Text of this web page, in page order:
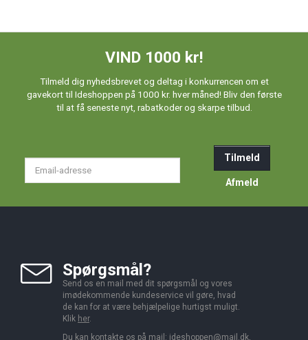
VIND 1000 kr!
Tilmeld dig nyhedsbrevet og deltag i konkurrencen om et
gavekort til Ideshoppen på 1000 kr. hver måned! Bliv den første
til at få seneste nyt, rabatkoder og skarpe tilbud.
Tilmeld
Afmeld
Spørgsmål?
Send os en mail med dit spørgsmål og vores
imødekommende kundeservice vil gøre, hvad
de kan for at være behjælpelige hurtigst muligt.
Klik her.
Du kan kontakte os på mail: ideshoppen@mail.dk,